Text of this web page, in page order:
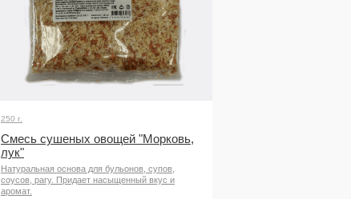
250 г.
Смесь сушеных овощей "Морковь,
лук"
Натуральная основа для бульонов, супов,
соусов, рагу. Придает насыщенный вкус и
аромат.